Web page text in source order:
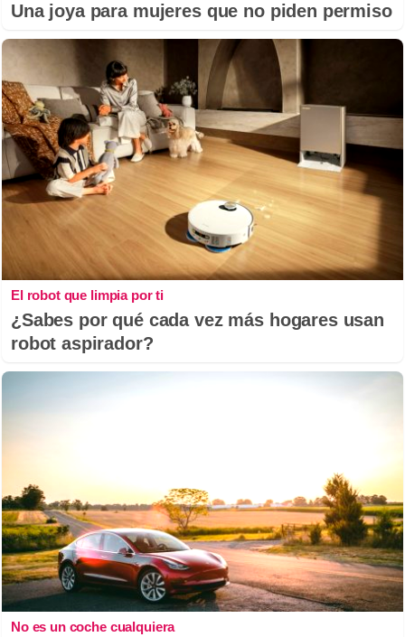
Una joya para mujeres que no piden permiso
El robot que limpia por ti
¿Sabes por qué cada vez más hogares usan
robot aspirador?
No es un coche cualquiera